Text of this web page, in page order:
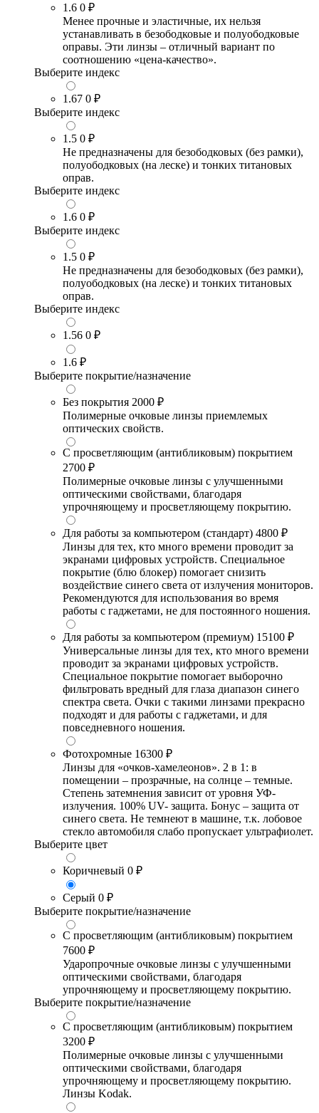
1.6 0 ₽
Менее прочные и эластичные, их нельзя
устанавливать в безободковые и полуободковые
оправы. Эти линзы – отличный вариант по
соотношению «цена-качество».
Выберите индекс
1.67 0 ₽
Выберите индекс
1.5 0 ₽
Не предназначены для безободковых (без рамки),
полуободковых (на леске) и тонких титановых
оправ.
Выберите индекс
1.6 0 ₽
Выберите индекс
1.5 0 ₽
Не предназначены для безободковых (без рамки),
полуободковых (на леске) и тонких титановых
оправ.
Выберите индекс
1.56 0 ₽
1.6 ₽
Выберите покрытие/назначение
Без покрытия 2000 ₽
Полимерные очковые линзы приемлемых
оптических свойств.
С просветляющим (антибликовым) покрытием
2700 ₽
Полимерные очковые линзы с улучшенными
оптическими свойствами, благодаря
упрочняющему и просветляющему покрытию.
Для работы за компьютером (стандарт) 4800 ₽
Линзы для тех, кто много времени проводит за
экранами цифровых устройств. Специальное
покрытие (блю блокер) помогает снизить
воздействие синего света от излучения мониторов.
Рекомендуются для использования во время
работы с гаджетами, не для постоянного ношения.
Для работы за компьютером (премиум) 15100 ₽
Универсальные линзы для тех, кто много времени
проводит за экранами цифровых устройств.
Специальное покрытие помогает выборочно
фильтровать вредный для глаза диапазон синего
спектра света. Очки с такими линзами прекрасно
подходят и для работы с гаджетами, и для
повседневного ношения.
Фотохромные 16300 ₽
Линзы для «очков-хамелеонов». 2 в 1: в
помещении – прозрачные, на солнце – темные.
Степень затемнения зависит от уровня УФ-
излучения. 100% UV- защита. Бонус – защита от
синего света. Не темнеют в машине, т.к. лобовое
стекло автомобиля слабо пропускает ультрафиолет.
Выберите цвет
Коричневый 0 ₽
Серый 0 ₽
Выберите покрытие/назначение
С просветляющим (антибликовым) покрытием
7600 ₽
Ударопрочные очковые линзы с улучшенными
оптическими свойствами, благодаря
упрочняющему и просветляющему покрытию.
Выберите покрытие/назначение
С просветляющим (антибликовым) покрытием
3200 ₽
Полимерные очковые линзы с улучшенными
оптическими свойствами, благодаря
упрочняющему и просветляющему покрытию.
Линзы Kodak.